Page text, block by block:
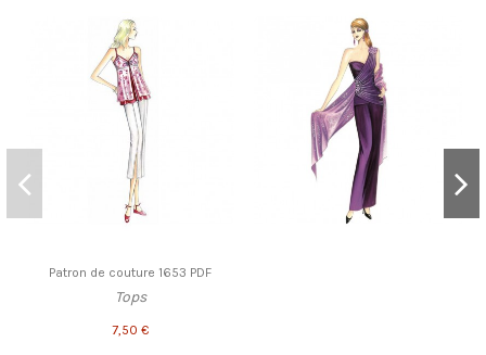
Patron de couture 1653 PDF
Tops
7,50 €